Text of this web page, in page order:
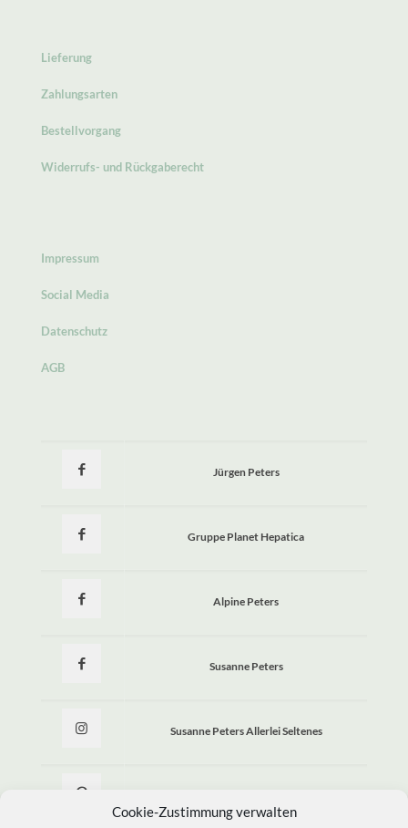
Cookie-Zustimmung verwalten
Lieferung
Zahlungsarten
Bestellvorgang
Widerrufs- und Rückgaberecht
Impressum
Social Media
Datenschutz
AGB
Jürgen Peters
Gruppe Planet Hepatica
Alpine Peters
Susanne Peters
Susanne Peters Allerlei Seltenes